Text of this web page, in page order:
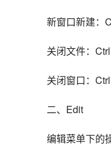
新窗口新建：
关闭文件：
关闭窗口：
二、Edit
编辑菜单下的